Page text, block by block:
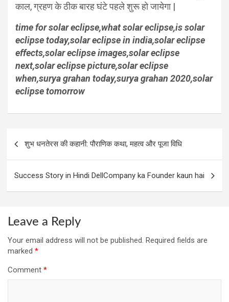
काल, ग्रहण के ठीक बारह घंटे पहले शुरू हो जायेगा |
time for solar eclipse,what solar eclipse,is solar
eclipse today,solar eclipse in india,solar eclipse
effects,solar eclipse images,solar eclipse
next,solar eclipse picture,solar eclipse
when,surya grahan today,surya grahan 2020,solar
eclipse tomorrow
navigation
शुभ धनतेरस की कहानी: पौराणिक कथा, महत्व और पूजा विधि
Success Story in Hindi DellCompany ka Founder kaun hai
Leave a Reply
Your email address will not be published. Required fields are
marked *
Comment *